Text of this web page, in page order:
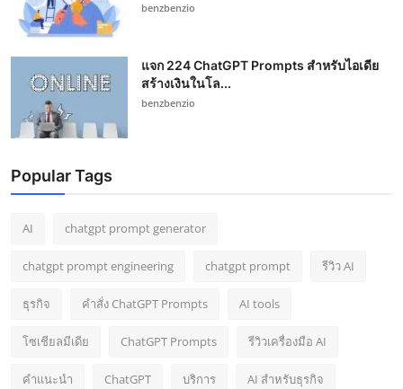
benzbenzio
แจก 224 ChatGPT Prompts สำหรับไอเดีย
สร้างเงินในโล...
benzbenzio
Popular Tags
AI chatgpt prompt generator
chatgpt prompt engineering chatgpt prompt รีวิว AI
ธุรกิจ คำสั่ง ChatGPT Prompts AI tools
โซเชียลมีเดีย ChatGPT Prompts รีวิวเครื่องมือ AI
คำแนะนำ ChatGPT บริการ AI สำหรับธุรกิจ